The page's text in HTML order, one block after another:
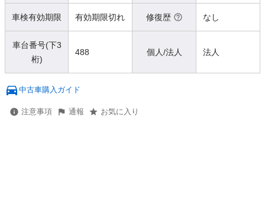
車検有効期限 有効期限切れ 修復歴 なし
車台番号(下3
桁)
488 個人/法人 法人
中古車購入ガイド
注意事項 通報 お気に入り